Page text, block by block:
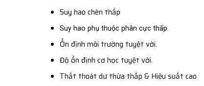
Suy hao chèn thấp
Suy hao phụ thuộc phân cực thấp.
Ổn định môi trường tuyệt vời.
Độ ổn định cơ học tuyệt vời.
Thất thoát dư thừa thấp & Hiệu suất cao